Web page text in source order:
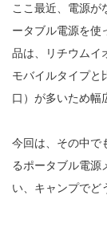
ここ最近、電源が
ータブル電源を使
品は、リチウムイ
モバイルタイプと
口）が多いため幅
今回は、その中で
るポータブル電源
い、キャンプでど